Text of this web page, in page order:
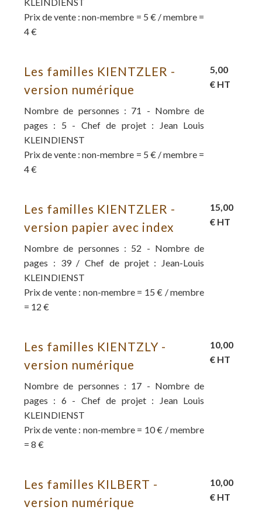
Prix de vente : non-membre = 5 € / membre =
4 €
Les familles KIENTZLER -
version numérique
Nombre de personnes : 71 - Nombre de
pages : 5 - Chef de projet : Jean Louis
KLEINDIENST
Prix de vente : non-membre = 5 € / membre =
4 €
5,00
€ HT
Les familles KIENTZLER -
version papier avec index
Nombre de personnes : 52 - Nombre de
pages : 39 / Chef de projet : Jean-Louis
KLEINDIENST
Prix de vente : non-membre = 15 € / membre
= 12 €
15,00
€ HT
Les familles KIENTZLY -
version numérique
Nombre de personnes : 17 - Nombre de
pages : 6 - Chef de projet : Jean Louis
KLEINDIENST
Prix de vente : non-membre = 10 € / membre
= 8 €
10,00
€ HT
Les familles KILBERT -
version numérique
10,00
€ HT